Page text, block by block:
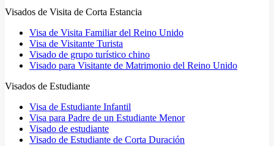
Visados de Visita de Corta Estancia
Visa de Visita Familiar del Reino Unido
Visa de Visitante Turista
Visado de grupo turístico chino
Visado para Visitante de Matrimonio del Reino Unido
Visados de Estudiante
Visa de Estudiante Infantil
Visa para Padre de un Estudiante Menor
Visado de estudiante
Visado de Estudiante de Corta Duración